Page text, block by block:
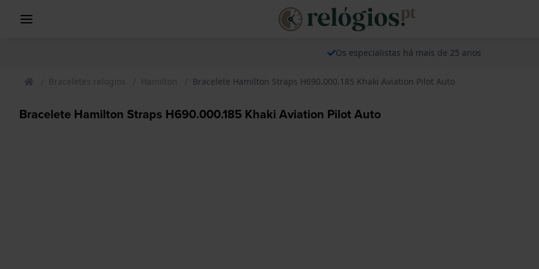
Os especialistas há mais de 25 anos
Braceletes relogios Hamilton Bracelete Hamilton Straps H690.000.185 Khaki Aviation Pilot Auto
Bracelete Hamilton Straps H690.000.185 Khaki Aviation Pilot Auto